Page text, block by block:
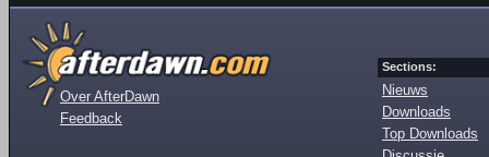
Over AfterDawn
Feedback
Sections:
Nieuws
Downloads
Top Downloads